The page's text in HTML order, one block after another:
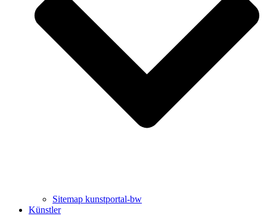
Uli Rothfuss
Harald Schwiers
Sitemap kunstportal-bw
Künstler